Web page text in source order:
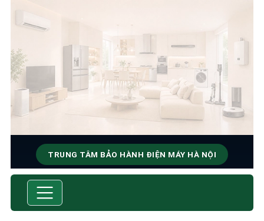
TRUNG TÂM BẢO HÀNH ĐIỆN MÁY HÀ NỘI
SỬA CHỮA & BẢO HÀNH TỦ